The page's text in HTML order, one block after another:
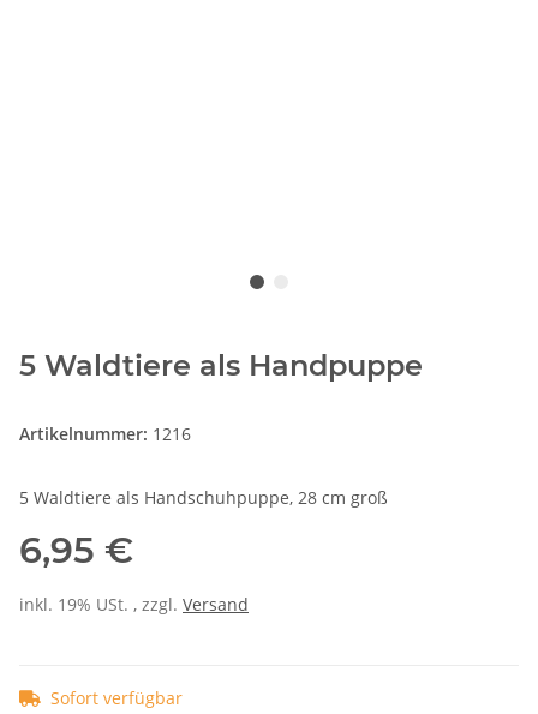
5 Waldtiere als Handpuppe
Artikelnummer: 1216
5 Waldtiere als Handschuhpuppe, 28 cm groß
6,95 €
inkl. 19% USt. , zzgl. Versand
Sofort verfügbar